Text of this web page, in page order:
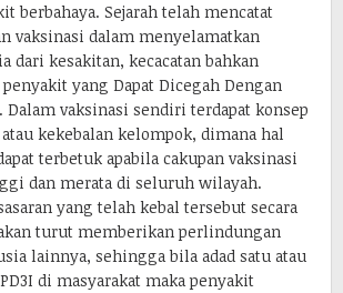
berbahaya. Sejarah telah mencatat
vaksinasi dalam menyelamatkan
dari kesakitan, kecacatan bahkan
yang Dapat Dicegah Dengan
Dalam vaksinasi sendiri terdapat konsep
kekebalan kelompok, dimana hal
terbetuk apabila cakupan vaksinasi
dan merata di seluruh wilayah.
yang telah kebal tersebut secara
turut memberikan perlindungan
lainnya, sehingga bila adad satu atau
di masyarakat maka penyakit